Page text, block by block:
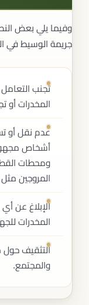
وفيما يلي بعض
جريمة الوسيط في
تجنب
المخدرات أو
عدم نقل أو
أشخاص
ومحطات
المروجين
الإبلاغ عن
المخدرات
التثقيف حول
والمجتمع.